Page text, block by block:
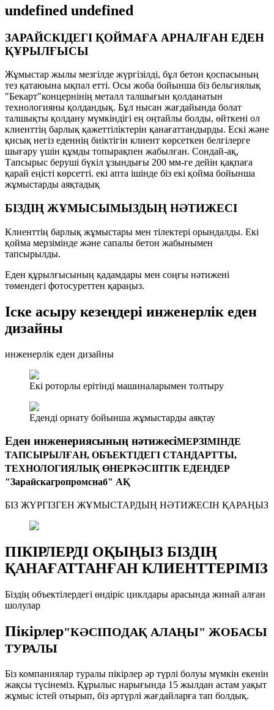
undefined undefined
ЗАРАЙСКІДЕГІ ҚОЙМАҒА АРНАЛҒАН ЕДЕН
ҚҰРЫЛҒЫСЫ
Жұмыстар жылы мезгілде жүргізілді, бұл бетон қоспасының
тез қатаюына ықпал етті. Осы жоба бойынша біз бельгиялық
"Бекарт"концернінің металл талшығын қолданатын
технологияны қолдандық. Бұл нысан жағдайында болат
талшықты қолдану мүмкіндігі ең оңтайлы болды, өйткені ол
клиенттің барлық қажеттіліктерін қанағаттандырды. Ескі және
қисық негіз еденнің биіктігін клиент көрсеткен белгілерге
шығару үшін құмды топырақпен жабылған. Сондай-ақ,
Тапсырыс беруші бүкіл ұзындығы 200 мм-ге дейін қақпаға
қарай еңісті көрсетті. екі апта ішінде біз екі қойма бойынша
жұмыстарды аяқтадық
БІЗДІҢ ЖҰМЫСЫМЫЗДЫҢ НӘТИЖЕСІ
Клиенттің барлық жұмыстары мен тілектері орындалды. Екі
қойма мерзімінде және сапалы бетон жабынымен
тапсырылды.
Еден құрылғысының қадамдары мен соңғы нәтижені
төмендегі фотосуреттен қараңыз.
Іске асыру кезеңдері инженерлік еден
дизайны
инженерлік еден дизайны
Екі роторлы ерітінді машиналарымен толтыру
Еденді орнату бойынша жұмыстарды аяқтау
Еден инженериясының нәтижесіМЕРЗІМІНДЕ
ТАПСЫРЫЛҒАН, ОБЪЕКТІДЕГІ СТАНДАРТТЫ,
ТЕХНОЛОГИЯЛЫҚ ӨНЕРКӘСІПТІК ЕДЕНДЕР
"Зарайскагропромснаб" АҚ
БІЗ ЖҮРГІЗГЕН ЖҰМЫСТАРДЫҢ НӘТИЖЕСІН ҚАРАҢЫЗ
ПІКІРЛЕРДІ ОҚЫҢЫЗ БІЗДІҢ
ҚАНАҒАТТАНҒАН КЛИЕНТТЕРІМІЗ
Біздің объектілердегі өндіріс циклдары арасында жинай алған
шолулар
Пікірлер"КӘСІПОДАҚ АЛАҢЫ" ЖОБАСЫ
ТУРАЛЫ
Біз компаниялар туралы пікірлер әр түрлі болуы мүмкін екенін
жақсы түсінеміз. Құрылыс нарығында 15 жылдан астам уақыт
жұмыс істей отырып, біз әртүрлі жағдайларға тап болдық.